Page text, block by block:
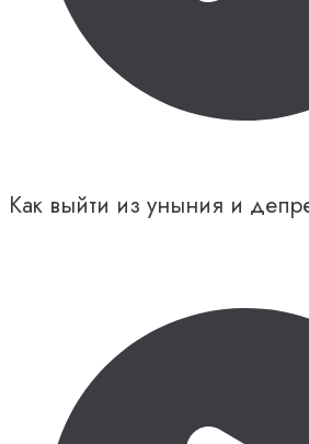
Как выйти из уныния и